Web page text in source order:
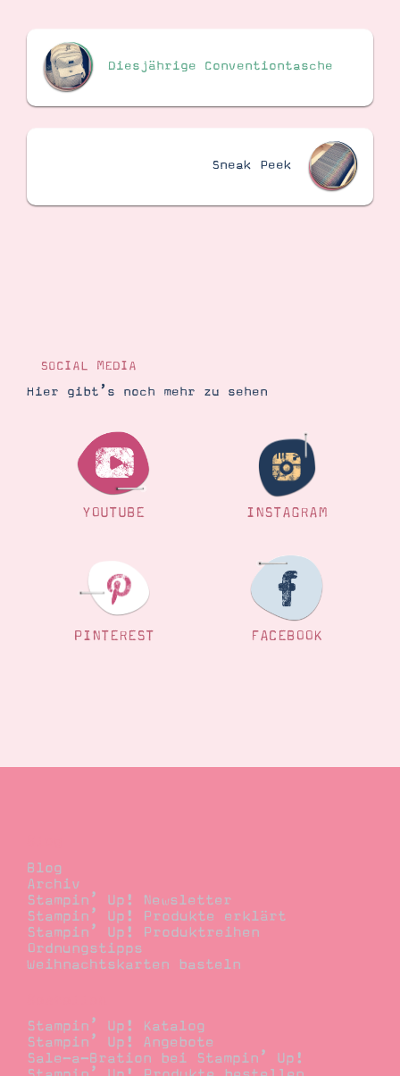
Diesjährige Conventiontasche
Sneak Peek
SOCIAL MEDIA
Hier gibt’s noch mehr zu sehen
YOUTUBE INSTAGRAM
PINTEREST FACEBOOK
Blog
Archiv
Stampin’ Up! Newsletter
Stampin’ Up! Produkte erklärt
Stampin’ Up! Produktreihen
Ordnungstipps
Weihnachtskarten basteln
Stampin’ Up! Katalog
Stampin’ Up! Angebote
Sale-a-Bration bei Stampin’ Up!